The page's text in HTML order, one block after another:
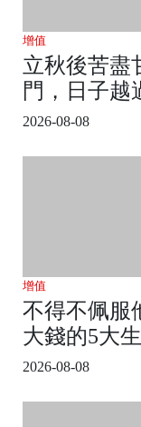
增值
立秋後苦盡
門，日子越
2026-08-08
增值
不得不佩服
大錢的5大生
2026-08-08